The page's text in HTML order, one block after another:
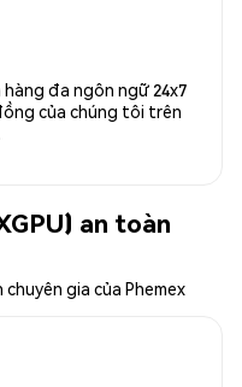
đa ngôn ngữ 24x7
của chúng tôi trên
an toàn
gia của Phemex